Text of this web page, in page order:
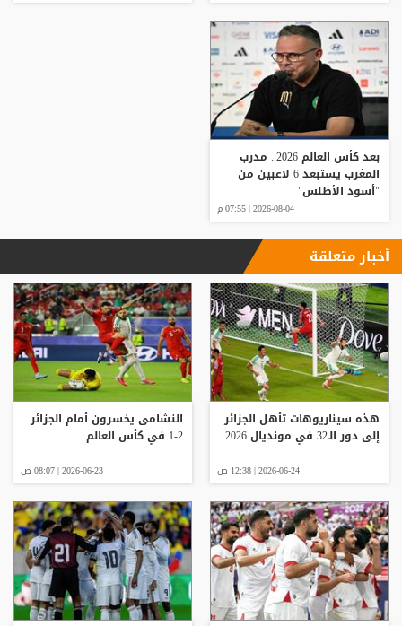
بعد كأس العالم 2026.. مدرب
المغرب يستبعد 6 لاعبين من
"أسود الأطلس"
2026-08-04 | 07:55 م
أخبار متعلقة
هذه سيناريوهات تأهل الجزائر
إلى دور الـ32 في مونديال 2026
2026-06-24 | 12:38 ص
النشامى يخسرون أمام الجزائر
2-1 في كأس العالم
2026-06-23 | 08:07 ص